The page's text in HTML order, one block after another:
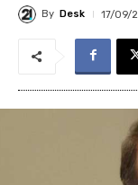
By Desk 17/09/